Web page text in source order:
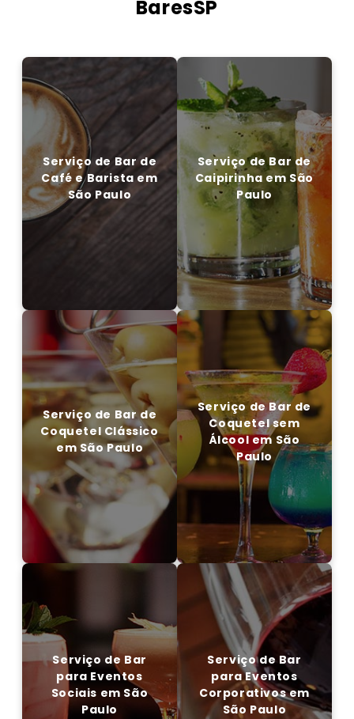
BaresSP
Serviço de Bar de
Café e Barista em
São Paulo
Serviço de Bar de
Café e Barista em
São Paulo
CONTATO CONOSCO
Serviço de Bar de
Caipirinha em São
Paulo
Serviço de Bar de
Caipirinha em São
Paulo
ENTRE EM CONTATO CONOSCO
Serviço de Bar de
Coquetel Clássico
em São Paulo
Serviço de Bar de
Coquetel Clássico em
São Paulo
CONTATO CONOSCO
Serviço de Bar de
Coquetel sem
Álcool em São
Paulo
Serviço de Bar de
Coquetel sem Álcool
em São Paulo
ENTRE EM CONTATO CONOSCO
Serviço de Bar
para Eventos
Sociais em São
Paulo
Serviço de Bar para
Eventos Sociais em
São Paulo
Serviço de Bar
para Eventos
Corporativos em
São Paulo
Serviço de Bar para
Eventos Corporativos
em São Paulo